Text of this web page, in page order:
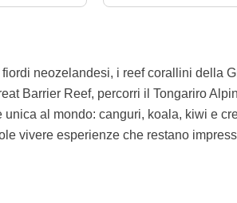
neozelandesi, i reef corallini della
Barrier Reef, percorri il Tongariro
al mondo: canguri, koala, kiwi e
vivere esperienze che restano